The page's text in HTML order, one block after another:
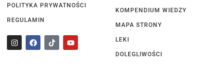
POLITYKA PRYWATNOŚCI
REGULAMIN
KOMPENDIUM WIEDZY
MAPA STRONY
LEKI
DOLEGLIWOŚCI